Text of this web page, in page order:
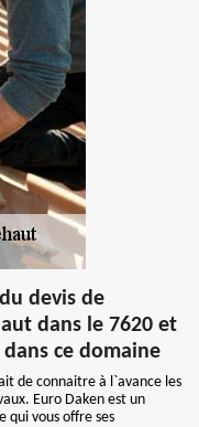
devis de
dans le 7620 et
ce domaine
de connaitre à l`avance les
Euro Daken est un
qui vous offre ses